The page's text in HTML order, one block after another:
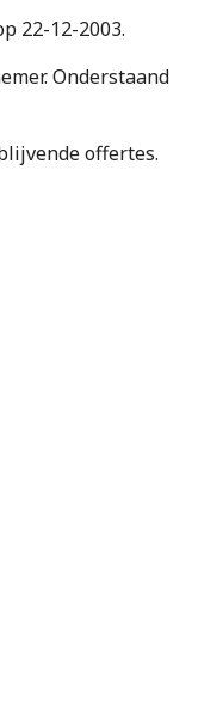
22-12-2003.
Onderstaand
offertes.